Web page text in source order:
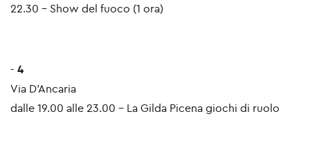
22.30 - Show del fuoco (1 ora)
- 4
Via D'Ancaria
dalle 19.00 alle 23.00 - La Gilda Picena giochi di ruolo